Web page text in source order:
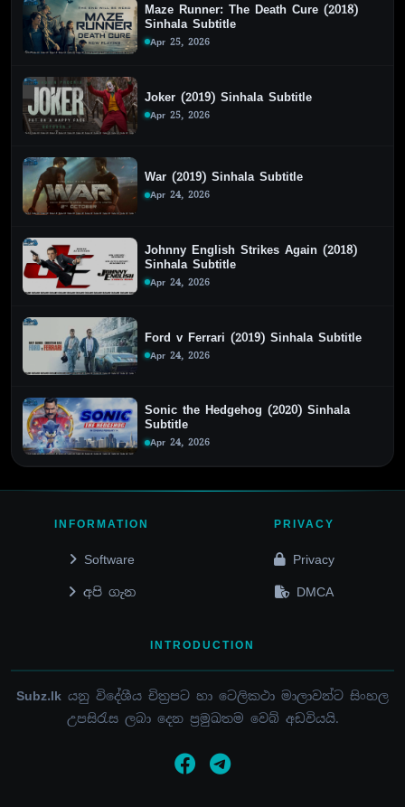
Maze Runner: The Death Cure (2018)
Sinhala Subtitle
Apr 25, 2026
Joker (2019) Sinhala Subtitle
Apr 25, 2026
War (2019) Sinhala Subtitle
Apr 24, 2026
Johnny English Strikes Again (2018)
Sinhala Subtitle
Apr 24, 2026
Ford v Ferrari (2019) Sinhala Subtitle
Apr 24, 2026
Sonic the Hedgehog (2020) Sinhala
Subtitle
Apr 24, 2026
INFORMATION
Software
අපි ගැන
PRIVACY
Privacy
DMCA
INTRODUCTION
Subz.lk යනු විදේශීය චිත්‍රපට හා ටෙලිකථා මාලාවන්ට සිංහල
උපසිරැස ලබා දෙන ප්‍රමුඛතම වෙබ් අඩවියයි.